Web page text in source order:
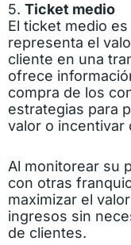
5. Ticket medio
El ticket medio
representa el
cliente en una
ofrece
compra de los
estrategias para
valor o incentivar
Al monitorear su
con otras
maximizar el
ingresos sin
de clientes.